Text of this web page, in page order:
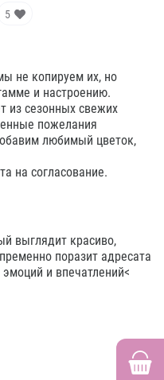
5
не копируем их, но
и настроению.
из сезонных свежих
пожелания
любимый цветок,
на согласование.
выглядит красиво,
поразит адресата
и впечатлений<